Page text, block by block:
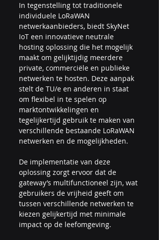
In tegenstelling tot traditionele
individuele LoRaWAN
netwerkaanbieders, biedt SkyNet
IoT een innovatieve neutrale
hosting oplossing die het mogelijk
maakt om gelijktijdig meerdere
private, commerciële en publieke
netwerken te hosten. Deze aanpak
stelt de TU/e en anderen in staat
om flexibel in te spelen op
marktontwikkelingen en
tegelijkertijd gebruik te maken van
verschillende bestaande LoRaWAN
netwerken en de mogelijkheden.
De implementatie van deze
oplossing zorgt ervoor dat de
gateway’s multifunctioneel zijn, wat
gebruikers de vrijheid geeft om
tussen verschillende netwerken te
kiezen gelijkertijd met minimale
impact op de leefomgeving.